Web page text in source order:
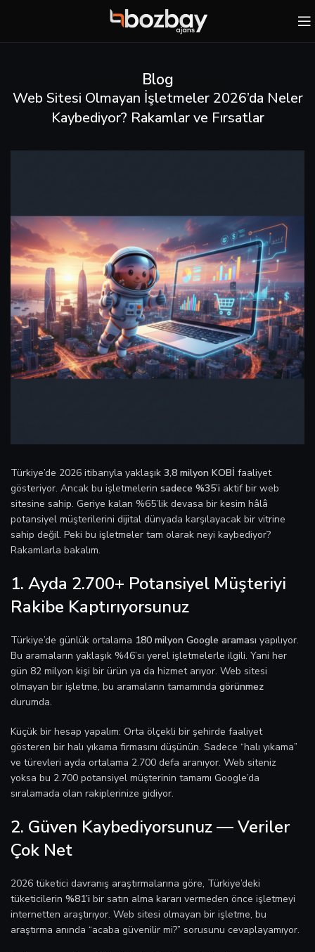
Blog
Web Sitesi Olmayan İşletmeler 2026’da Neler
Kaybediyor? Rakamlar ve Fırsatlar
Türkiye’de 2026 itibarıyla yaklaşık 3,8 milyon KOBİ faaliyet
gösteriyor. Ancak bu işletmelerin sadece %35’i aktif bir web
sitesine sahip. Geriye kalan %65’lik devasa bir kesim hâlâ
potansiyel müşterilerini dijital dünyada karşılayacak bir vitrine
sahip değil. Peki bu işletmeler tam olarak neyi kaybediyor?
Rakamlarla bakalım.
1. Ayda 2.700+ Potansiyel Müşteriyi
Rakibe Kaptırıyorsunuz
Türkiye’de günlük ortalama 180 milyon Google araması yapılıyor.
Bu aramaların yaklaşık %46’sı yerel işletmelerle ilgili. Yani her
gün 82 milyon kişi bir ürün ya da hizmet arıyor. Web sitesi
olmayan bir işletme, bu aramaların tamamında görünmez
durumda.
Küçük bir hesap yapalım: Orta ölçekli bir şehirde faaliyet
gösteren bir halı yıkama firmasını düşünün. Sadece “halı yıkama”
ve türevleri ayda ortalama 2.700 defa aranıyor. Web siteniz
yoksa bu 2.700 potansiyel müşterinin tamamı Google’da
sıralamada olan rakiplerinize gidiyor.
2. Güven Kaybediyorsunuz — Veriler
Çok Net
2026 tüketici davranış araştırmalarına göre, Türkiye’deki
tüketicilerin %81’i bir satın alma kararı vermeden önce işletmeyi
internetten araştırıyor. Web sitesi olmayan bir işletme, bu
araştırma anında “acaba güvenilir mi?” sorusunu cevaplayamıyor.